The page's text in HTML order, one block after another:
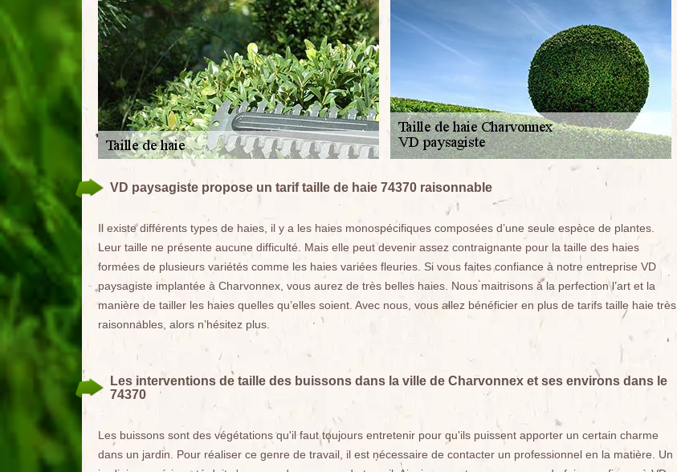
VD paysagiste propose un tarif taille de haie 74370 raisonnable
Il existe différents types de haies, il y a les haies monospécifiques composées d’une seule espèce de plantes.
Leur taille ne présente aucune difficulté. Mais elle peut devenir assez contraignante pour la taille des haies
formées de plusieurs variétés comme les haies variées fleuries. Si vous faites confiance à notre entreprise VD
paysagiste implantée à Charvonnex, vous aurez de très belles haies. Nous maitrisons à la perfection l’art et la
manière de tailler les haies quelles qu’elles soient. Avec nous, vous allez bénéficier en plus de tarifs taille haie très
raisonnables, alors n’hésitez plus.
Les interventions de taille des buissons dans la ville de Charvonnex et ses environs dans le
74370
Les buissons sont des végétations qu'il faut toujours entretenir pour qu'ils puissent apporter un certain charme
dans un jardin. Pour réaliser ce genre de travail, il est nécessaire de contacter un professionnel en la matière. Un